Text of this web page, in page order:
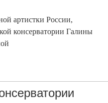
артистки России,
консерватории Галины